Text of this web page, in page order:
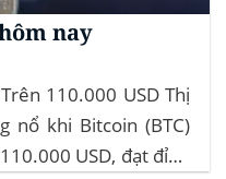
nay
110.000 USD Thị
nổ khi Bitcoin (BTC)
USD, đạt đỉnh